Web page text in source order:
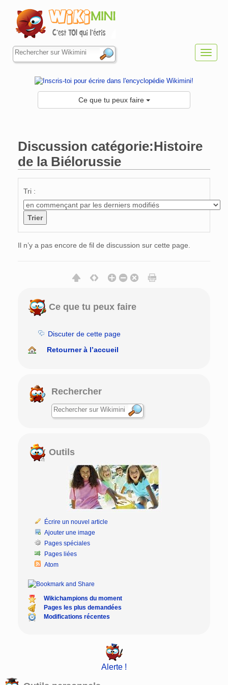
Ce que tu peux faire
Discussion catégorie:Histoire
de la Biélorussie
Tri :
Il n’y a pas encore de fil de discussion sur cette page.
Ce que tu peux faire
Discuter de cette page
Retourner à l’accueil
Rechercher
Outils
Écrire un nouvel article
Ajouter une image
Pages spéciales
Pages liées
Atom
Wikichampions du moment
Pages les plus demandées
Modifications récentes
Alerte !